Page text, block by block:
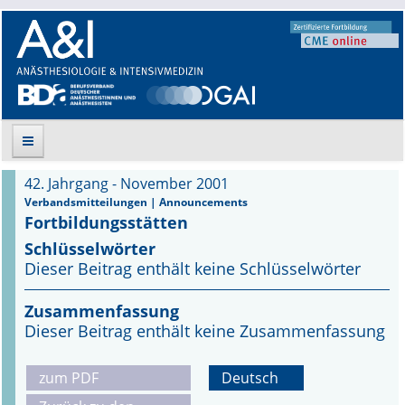
Suche
Aktuelle Ausgabe
Leitlinien
Archiv
Supplements
Supplements OrphanAnesthesia
42. Jahrgang - November 2001
Verbandsmitteilungen | Announcements
Fortbildungsstätten
Schlüsselwörter
Dieser Beitrag enthält keine Schlüsselwörter
Zusammenfassung
Dieser Beitrag enthält keine Zusammenfassung
zum PDF
Deutsch